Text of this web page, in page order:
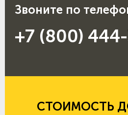
Звоните по
+7 (800)
СТОИМОСТЬ